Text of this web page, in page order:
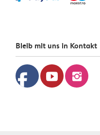
Bleib mit uns in Kontakt
facebook youtube instagram